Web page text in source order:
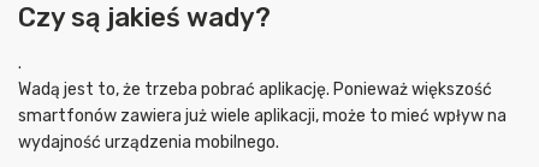
Czy są jakieś wady?
.
Wadą jest to, że trzeba pobrać aplikację. Ponieważ większość
smartfonów zawiera już wiele aplikacji, może to mieć wpływ na
wydajność urządzenia mobilnego.